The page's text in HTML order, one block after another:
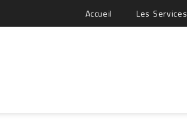
Accueil Les Services